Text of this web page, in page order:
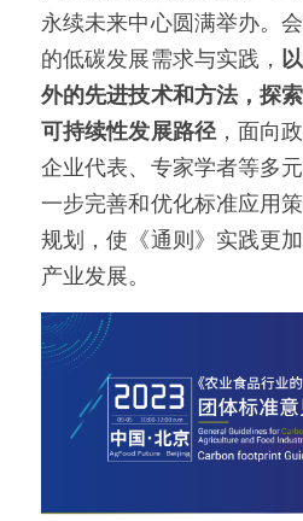
永续未来中心圆满举办。
的低碳发展需求与实践，
外的先进技术和方法，探
可持续性发展路径，面向
企业代表、专家学者等多
一步完善和优化标准应用
规划，使《通则》实践更
产业发展。